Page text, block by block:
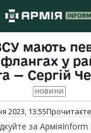
мають
у
— Сергій
НОВИНИ
2023, 13:55
за